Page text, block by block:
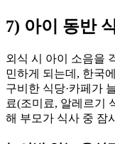
7) 아이 동반
외식 시 아이 소음을
민하게 되는데, 한국
구비한 식당·카페가
료(조미료, 알레르기
해 부모가 식사 중 잠